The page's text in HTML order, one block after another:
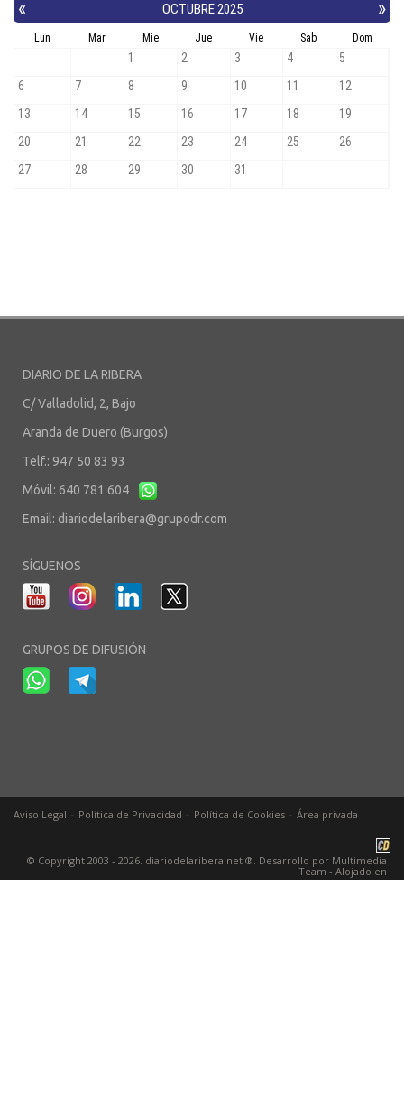
DIARIO DE LA RIBERA
C/ Valladolid, 2, Bajo
Aranda de Duero (Burgos)
Telf.: 947 50 83 93
Móvil: 640 781 604
Email: diariodelaribera@grupodr.com
SÍGUENOS
GRUPOS DE DIFUSIÓN
Aviso Legal Política de Privacidad Política de Cookies Área privada
© Copyright 2003 - 2026. diariodelaribera.net ®. Desarrollo por Multimedia
Team - Alojado en